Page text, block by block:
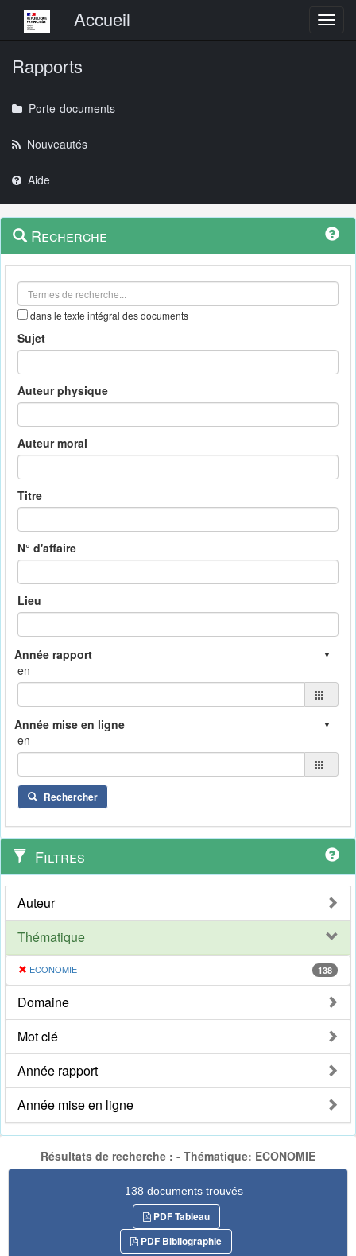
Menu principalAccueil
Rapports
Porte-documents
Nouveautés
Aide
Navigation
outils
Menu
contextuel
Recherche
dans le texte intégral des documents
Sujet
Auteur physique
Auteur moral
Titre
N° d'affaire
Lieu
en
en
Rechercher
Filtres
Auteur
Thématique
ECONOMIE 138
Domaine
Mot clé
Année rapport
Année mise en ligne
Résultats de recherche : - Thématique: ECONOMIE
138 documents trouvés
PDF Tableau
PDF Bibliographie